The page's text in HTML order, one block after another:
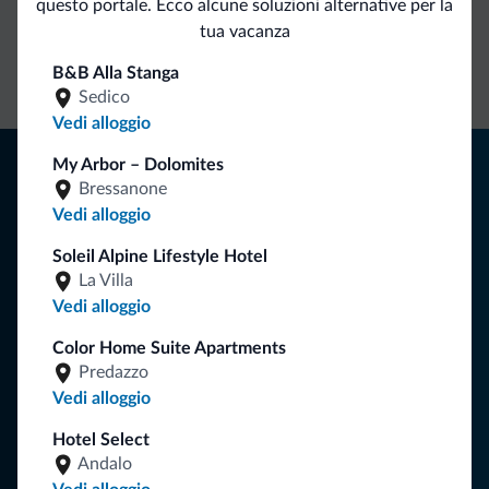
questo portale. Ecco alcune soluzioni alternative per la
tua vacanza
B&B Alla Stanga
Sedico
Vedi alloggio
My Arbor – Dolomites
Bressanone
Vedi alloggio
Soleil Alpine Lifestyle Hotel
La Villa
Vedi alloggio
Color Home Suite Apartments
Predazzo
Vedi alloggio
Hotel Select
Andalo
diretto
Tariffe
vantaggiose
Consigli dalle Dolomiti
Riceverai informazioni, offerte esclusive e news per la tua